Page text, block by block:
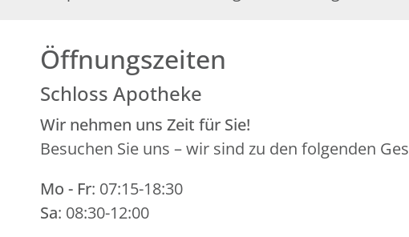
Öffnungszeiten
Schloss Apotheke
Wir nehmen uns Zeit für Sie!
Besuchen Sie uns – wir sind zu den folgenden
Mo - Fr: 07:15-18:30
Sa: 08:30-12:00